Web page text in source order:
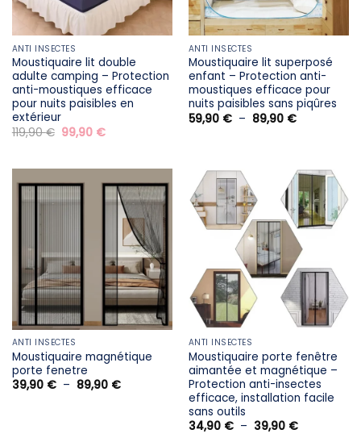
ANTI INSECTES
Moustiquaire lit double
adulte camping – Protection
anti-moustiques efficace
pour nuits paisibles en
extérieur
119,90€ Le
prix
119,90 €.
99,90 €Le
99,90 €.
ANTI INSECTES
Moustiquaire lit superposé
enfant – Protection anti-
moustiques efficace pour
nuits paisibles sans piqûres
59,90 € – 89,90 €Plage
89,90 €
ANTI INSECTES
Moustiquaire magnétique
porte fenetre
39,90 € – 89,90 €Plage
ANTI INSECTES
Moustiquaire porte fenêtre
aimantée et magnétique –
Protection anti-insectes
efficace, installation facile
sans outils
34,90 € – 39,90 €Plage